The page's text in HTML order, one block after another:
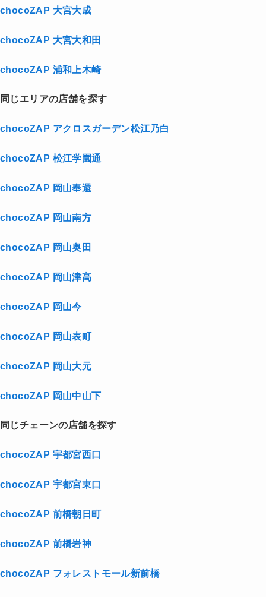
chocoZAP 大宮大成
chocoZAP 大宮大和田
chocoZAP 浦和上木崎
同じエリアの店舗を探す
chocoZAP アクロスガーデン松江乃白
chocoZAP 松江学園通
chocoZAP 岡山奉還
chocoZAP 岡山南方
chocoZAP 岡山奥田
chocoZAP 岡山津高
chocoZAP 岡山今
chocoZAP 岡山表町
chocoZAP 岡山大元
chocoZAP 岡山中山下
同じチェーンの店舗を探す
chocoZAP 宇都宮西口
chocoZAP 宇都宮東口
chocoZAP 前橋朝日町
chocoZAP 前橋岩神
chocoZAP フォレストモール新前橋